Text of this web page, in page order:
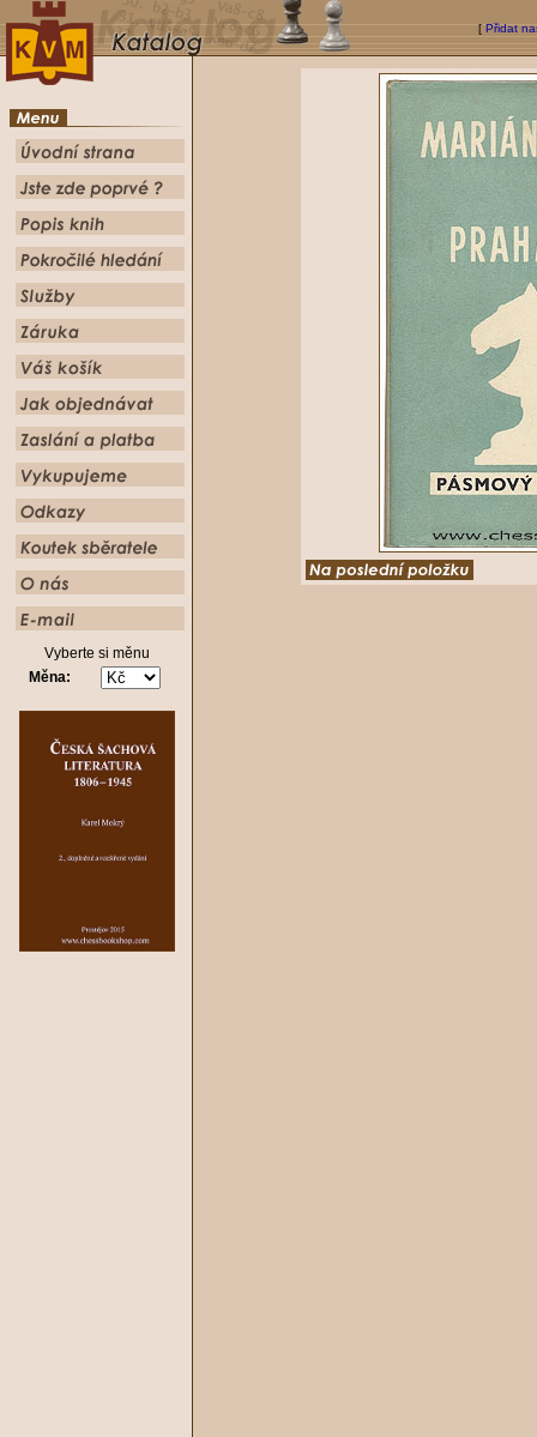
[ Přidat
Vyberte si měnu
Měna: